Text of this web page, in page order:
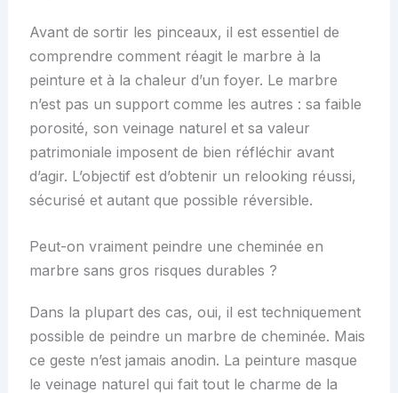
Avant de sortir les pinceaux, il est essentiel de
comprendre comment réagit le marbre à la
peinture et à la chaleur d’un foyer. Le marbre
n’est pas un support comme les autres : sa faible
porosité, son veinage naturel et sa valeur
patrimoniale imposent de bien réfléchir avant
d’agir. L’objectif est d’obtenir un relooking réussi,
sécurisé et autant que possible réversible.
Peut-on vraiment peindre une cheminée en
marbre sans gros risques durables ?
Dans la plupart des cas, oui, il est techniquement
possible de peindre un marbre de cheminée. Mais
ce geste n’est jamais anodin. La peinture masque
le veinage naturel qui fait tout le charme de la